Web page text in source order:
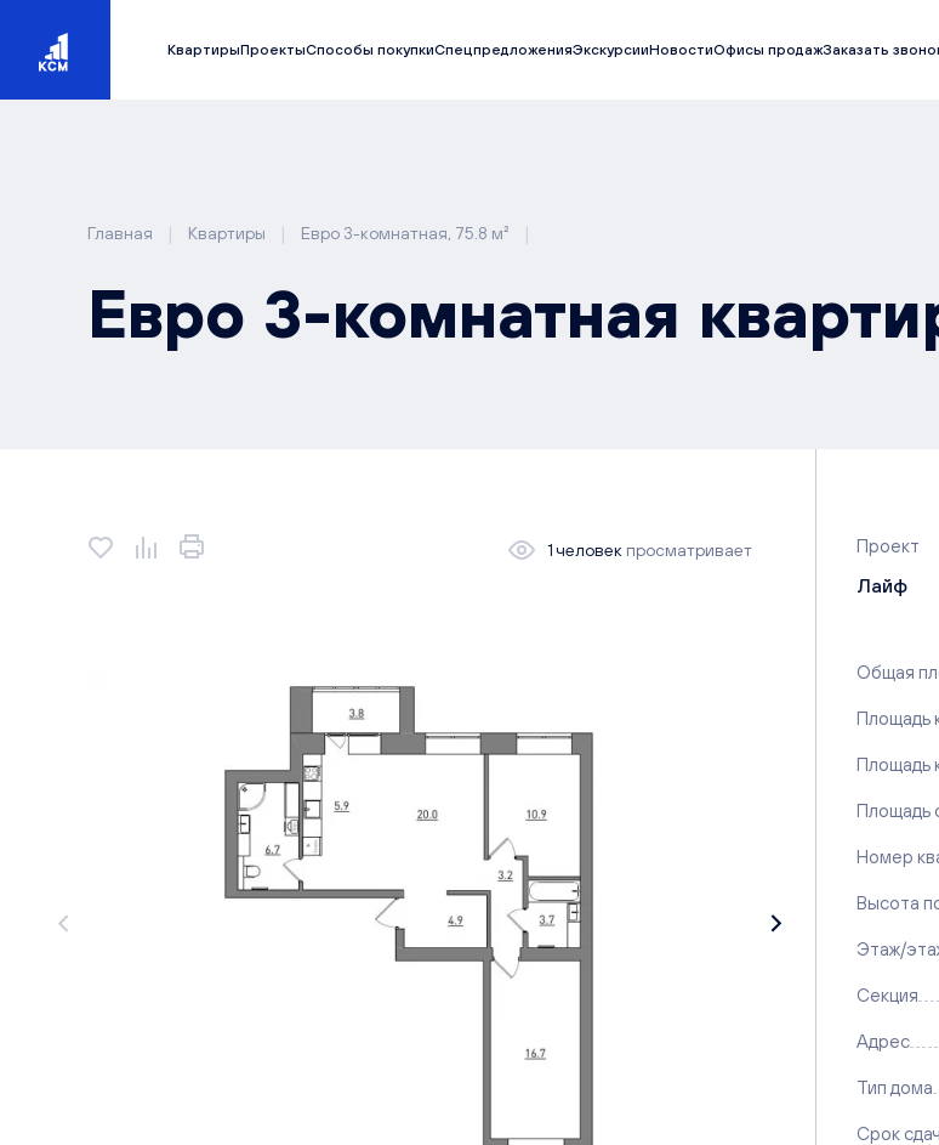
КвартирыПроектыСпособы покупкиСпецпредложенияЭкскурсииНовостиОфисы продажЗаказать
Главная | Квартиры | Евро 3-комнатная, 75.8 м² |
Евро 3-комнатная
1 человек просматривает Проект
Лайф
Общая
Площадь
Площадь
Площадь
Номер
Высота
Этаж/
Секция
Адрес
Тип дома
Срок